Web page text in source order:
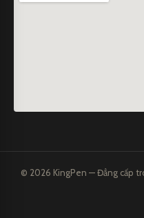
© 2026 KingPen — Đẳng cấp